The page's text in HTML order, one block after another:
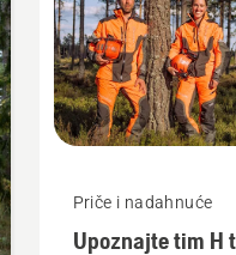
Priče i nadahnuće
Upoznajte tim H